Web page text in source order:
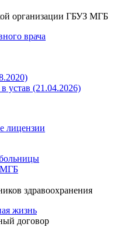
организации ГБУЗ МГБ
врача
устав (21.04.2026)
лицензии
МГБ
здравоохранения
жизнь
договор